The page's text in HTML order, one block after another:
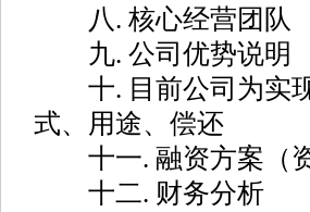
八. 核心经营团队
九. 公司优势说明
十. 目前公司为实现
式、用途、偿还
十一. 融资方案（资
十二. 财务分析